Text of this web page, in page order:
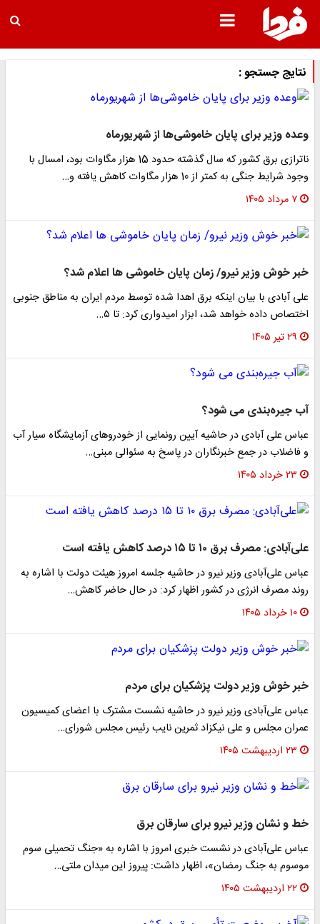
نتایج جستجو :
وعده وزیر برای پایان خاموشی‌ها از شهریورماه
ناترازی برق کشور که سال گذشته حدود 15 هزار مگاوات بود، امسال با
وجود شرایط جنگی به کمتر از 10 هزار مگاوات کاهش یافته و…
۷ مرداد ۱۴۰۵
خبر خوش وزیر نیرو/ زمان پایان خاموشی ها اعلام شد؟
علی آبادی با بیان اینکه برق اهدا شده توسط مردم ایران به مناطق جنوبی
اختصاص داده خواهد شد، ابزار امیدواری کرد: تا ۵…
۲۹ تیر ۱۴۰۵
آب جیره‌بندی می شود؟
عباس علی آبادی در حاشیه آیین رونمایی از خودروهای آزمایشگاه سیار آب
و فاضلاب در جمع خبرنگاران در پاسخ به سئوالی مبنی…
۲۳ خرداد ۱۴۰۵
علی‌آبادی: مصرف برق ۱۰ تا ۱۵ درصد کاهش یافته است
عباس علی‌آبادی وزیر نیرو در حاشیه جلسه امروز هیئت دولت با اشاره به
روند مصرف انرژی در کشور اظهار کرد: در حال حاضر کاهش…
۱۰ خرداد ۱۴۰۵
خبر خوش وزیر دولت پزشکیان برای مردم
عباس علی‌آبادی وزیر نیرو در حاشیه نشست مشترک با اعضای کمیسیون
عمران مجلس و علی نیکزاد ثمرین نایب رئیس مجلس شورای…
۲۳ اردیبهشت ۱۴۰۵
خط و نشان وزیر نیرو برای سارقان برق
عباس علی‌آبادی در نشست خبری امروز با اشاره به «جنگ تحمیلی سوم
موسوم به جنگ رمضان»، اظهار داشت: پیروز این میدان ملتی…
۲۲ اردیبهشت ۱۴۰۵